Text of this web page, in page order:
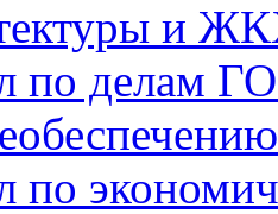
и
по делам
по